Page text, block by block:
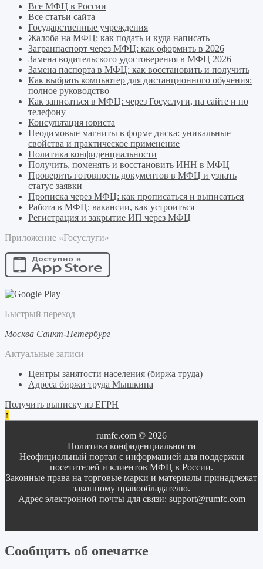
Все МФЦ в России
Все статьи сайта
Государственные учреждения
Жалоба на МФЦ: как подать и куда написать
Загранпаспорт через МФЦ: как оформить в 2026
Замена водительского удостоверения в МФЦ 2026
Замена паспорта в МФЦ: как восстановить и получить
Как выбрать компьютер для дистанционного обучения:
полное руководство
Как записаться в МФЦ: через Госуслуги, на сайте и по
телефону
Консультация юриста
Неодимовые магниты в форме диска: уникальные
свойства и практическое применение
Политика конфиденциальности
Получить, поменять и восстановить ИНН в МФЦ
Проверить готовность документов в МФЦ и узнать
статус заявки
Прописка через МФЦ: как прописаться и выписаться
Работа в МФЦ: вакансии, как устроиться
Регистрация и закрытие ИП через МФЦ
Приложение «Госуслуги»
Быстрый переход
Москва Санкт-Петербург
Актуальные записи
Центры занятости населения (биржа труда)
Адреса биржи труда Мышкина
Получить выписку из ЕГРН
↑
rumfc.com © 2026
Политика конфиденциальности
Неофициальный портал с информацией для поддержки
посетителей и клиентов МФЦ в России.
Законные права на торговые марки и материалы принадлежат
законному правообладателю.
Адрес электронной почты для связи: support@rumfc.com
Сообщить об опечатке